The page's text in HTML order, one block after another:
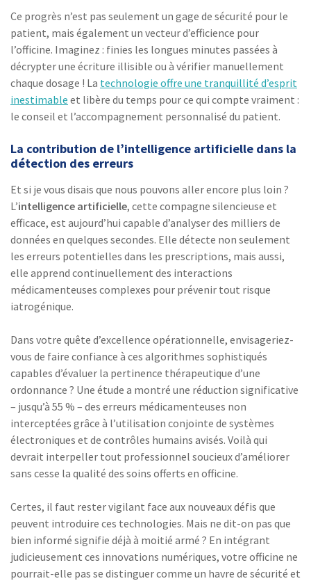
Ce progrès n’est pas seulement un gage de sécurité pour le
patient, mais également un vecteur d’efficience pour
l’officine. Imaginez : finies les longues minutes passées à
décrypter une écriture illisible ou à vérifier manuellement
chaque dosage ! La technologie offre une tranquillité d’esprit
inestimable et libère du temps pour ce qui compte vraiment :
le conseil et l’accompagnement personnalisé du patient.
La contribution de l’intelligence artificielle dans la
détection des erreurs
Et si je vous disais que nous pouvons aller encore plus loin ?
L’intelligence artificielle, cette compagne silencieuse et
efficace, est aujourd’hui capable d’analyser des milliers de
données en quelques secondes. Elle détecte non seulement
les erreurs potentielles dans les prescriptions, mais aussi,
elle apprend continuellement des interactions
médicamenteuses complexes pour prévenir tout risque
iatrogénique.
Dans votre quête d’excellence opérationnelle, envisageriez-
vous de faire confiance à ces algorithmes sophistiqués
capables d’évaluer la pertinence thérapeutique d’une
ordonnance ? Une étude a montré une réduction significative
– jusqu’à 55 % – des erreurs médicamenteuses non
interceptées grâce à l’utilisation conjointe de systèmes
électroniques et de contrôles humains avisés. Voilà qui
devrait interpeller tout professionnel soucieux d’améliorer
sans cesse la qualité des soins offerts en officine.
Certes, il faut rester vigilant face aux nouveaux défis que
peuvent introduire ces technologies. Mais ne dit-on pas que
bien informé signifie déjà à moitié armé ? En intégrant
judicieusement ces innovations numériques, votre officine ne
pourrait-elle pas se distinguer comme un havre de sécurité et